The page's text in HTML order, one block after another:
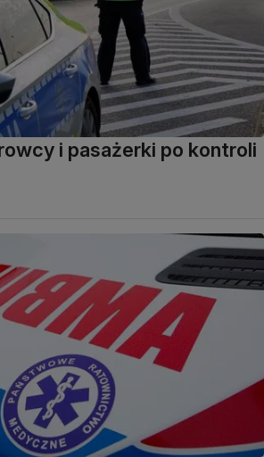
i pasażerki po kontroli